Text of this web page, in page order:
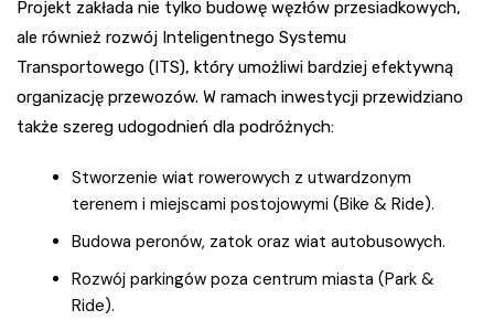
Projekt zakłada nie tylko budowę węzłów przesiadkowych,
ale również rozwój Inteligentnego Systemu
Transportowego (ITS), który umożliwi bardziej efektywną
organizację przewozów. W ramach inwestycji przewidziano
także szereg udogodnień dla podróżnych:
Stworzenie wiat rowerowych z utwardzonym
terenem i miejscami postojowymi (Bike & Ride).
Budowa peronów, zatok oraz wiat autobusowych.
Rozwój parkingów poza centrum miasta (Park &
Ride).